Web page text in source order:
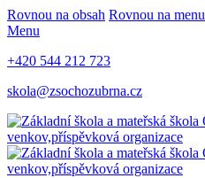
Rovnou na obsah Rovnou na menu
Menu
+420 544 212 723
skola@zsochozubrna.cz